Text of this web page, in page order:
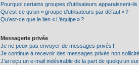
Pourquoi certains groupes d’utilisateurs apparaissent-
Qu’est-ce qu’un « groupe d’utilisateurs par défaut » ?
Qu’est-ce que le lien « L’équipe » ?
Messagerie privée
Je ne peux pas envoyer de messages privés !
Je continue à recevoir des messages privés non
J’ai reçu un e-mail indésirable de la part de quelqu’un